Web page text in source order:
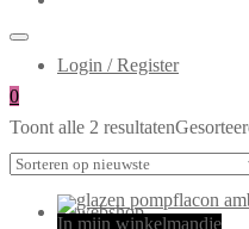
Login / Register
0
Toont alle 2 resultaten
In mijn winkelmandje